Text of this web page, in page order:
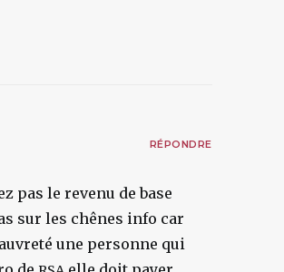
pas le revenu de base
sur les chênes info car
une personne qui
RÉPONDRE